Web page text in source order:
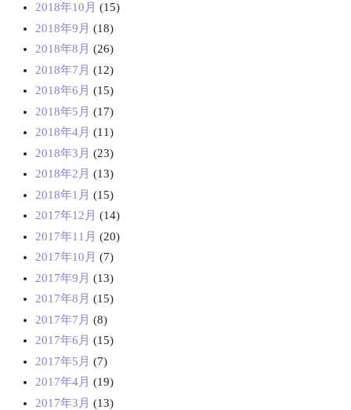
2018年10月 (15)
2018年9月 (18)
2018年8月 (26)
2018年7月 (12)
2018年6月 (15)
2018年5月 (17)
2018年4月 (11)
2018年3月 (23)
2018年2月 (13)
2018年1月 (15)
2017年12月 (14)
2017年11月 (20)
2017年10月 (7)
2017年9月 (13)
2017年8月 (15)
2017年7月 (8)
2017年6月 (15)
2017年5月 (7)
2017年4月 (19)
2017年3月 (13)